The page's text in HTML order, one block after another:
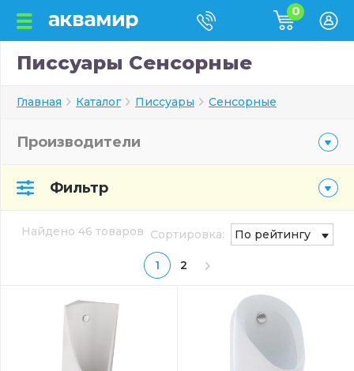
0
Писсуары Сенсорные
Главная Каталог Писсуары Сенсорные
Производители
Фильтр
Найдено 46 товаров
1 2
Сортировка: По рейтингу